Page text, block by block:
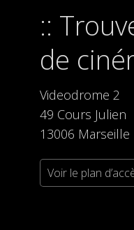
de
Videodrome 2
49 Cours Julien
13006 Marseille
Voir le plan